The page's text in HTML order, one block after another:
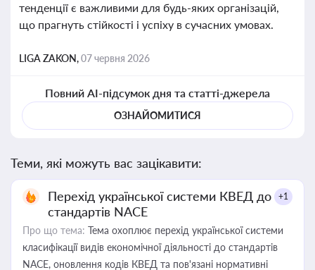
тенденції є важливими для будь-яких організацій,
що прагнуть стійкості і успіху в сучасних умовах.
LIGA ZAKON,07 червня 2026
Повний AI-підсумок дня та статті-джерела
ОЗНАЙОМИТИСЯ
Теми, які можуть вас зацікавити:
Перехід української системи КВЕД до
стандартів NACE
+1
Про що тема: Тема охоплює перехід української системи
класифікації видів економічної діяльності до стандартів
NACE, оновлення кодів КВЕД та пов'язані нормативні